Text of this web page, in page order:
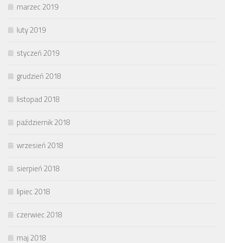
marzec 2019
luty 2019
styczeń 2019
grudzień 2018
listopad 2018
październik 2018
wrzesień 2018
sierpień 2018
lipiec 2018
czerwiec 2018
maj 2018